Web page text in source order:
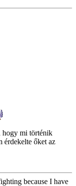
hogy mi történik
érdekelte őket az
because I have